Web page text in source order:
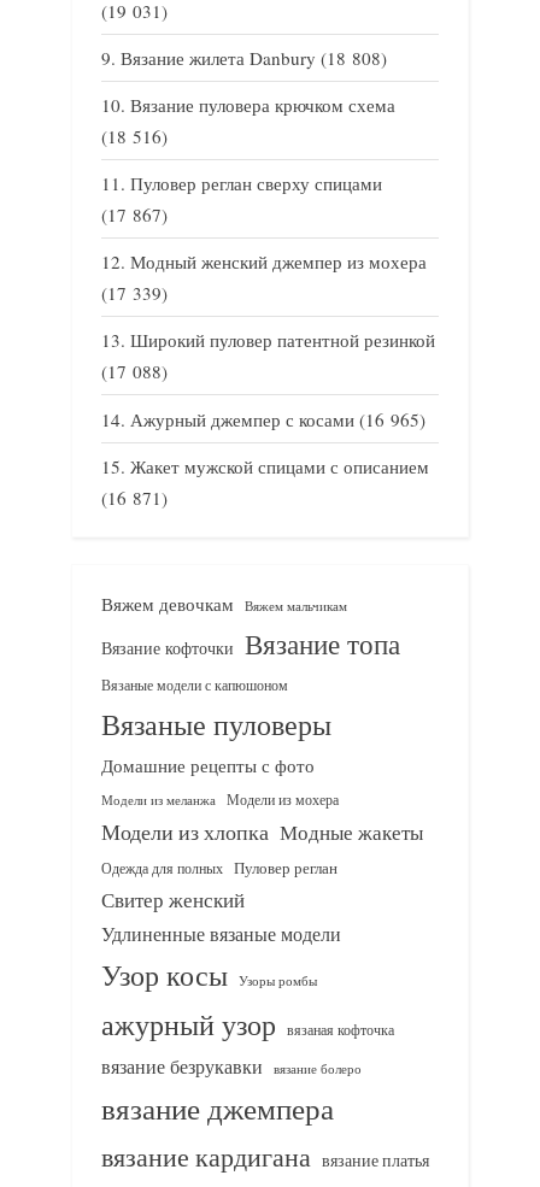
(19 031)
Вязание жилета Danbury (18 808)
Вязание пуловера крючком схема
(18 516)
Пуловер реглан сверху спицами
(17 867)
Модный женский джемпер из мохера
(17 339)
Широкий пуловер патентной резинкой
(17 088)
Ажурный джемпер с косами (16 965)
Жакет мужской спицами с описанием
(16 871)
Вяжем девочкам Вяжем мальчикам
Вязание кофточки Вязание топа
Вязаные модели с капюшоном
Вязаные пуловеры
Домашние рецепты с фото
Модели из меланжа Модели из мохера
Модели из хлопка Модные жакеты
Одежда для полных Пуловер реглан
Свитер женский
Удлиненные вязаные модели
Узор косы Узоры ромбы
ажурный узор вязаная кофточка
вязание безрукавки вязание болеро
вязание джемпера
вязание кардигана вязание платья